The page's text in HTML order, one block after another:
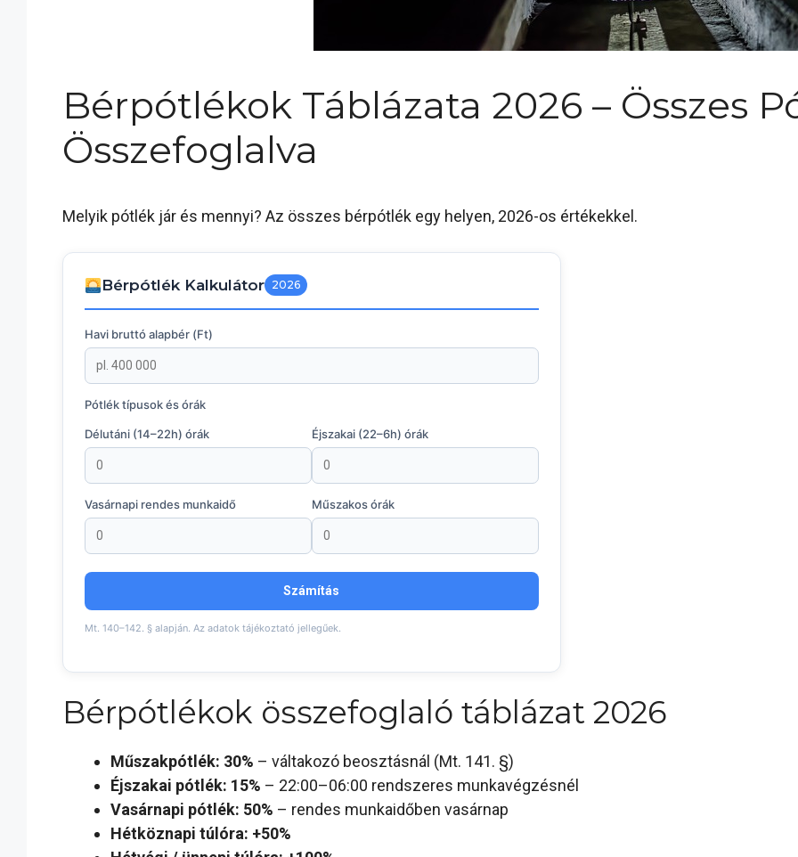
Bérpótlékok Táblázata 2026 – Összes
Összefoglalva
Melyik pótlék jár és mennyi? Az összes bérpótlék egy helyen, 2026-os értékekkel.
Bérpótlék Kalkulátor 2026
Havi bruttó alapbér (Ft)
Pótlék típusok és órák
Délutáni (14–22h) órák Éjszakai (22–6h) órák
Vasárnapi rendes munkaidő Műszakos órák
Számítás
Mt. 140–142. § alapján. Az adatok tájékoztató jellegűek.
Bérpótlékok összefoglaló táblázat 2026
Műszakpótlék: 30% – váltakozó beosztásnál (Mt. 141. §)
Éjszakai pótlék: 15% – 22:00–06:00 rendszeres munkavégzésnél
Vasárnapi pótlék: 50% – rendes munkaidőben vasárnap
Hétköznapi túlóra: +50%